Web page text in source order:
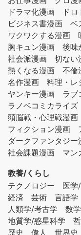
ドラマ化漫画
ド
ビジネス書漫画
ベ
ワクワクする漫画
胸キュン漫画
後味
社会派漫画
切ない
熱くなる漫画
不倫
名作漫画
料理・レ
ヤンキー漫画
ラブ
ラノベコミカライズ
頭脳戦・心理戦漫画
フィクション漫画
ダークファンタジー
社会課題漫画
マン
教養/くらし
テクノロジー
医学
経済
芸術 言語学
人類学/考古学
数学
地質学/惑星科学
歴史
偉人 世界史